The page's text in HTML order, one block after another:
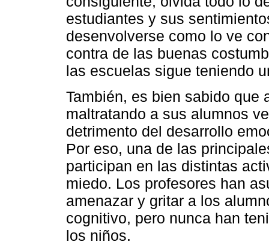
estudiantes y sus
desenvolverse como lo ve
contra de las buenas
las escuelas sigue teniendo
También, es bien sabido que
maltratando a sus alumnos
detrimento del desarrollo
Por eso, una de las
participan en las distintas
miedo. Los profesores han
amenazar y gritar a los
cognitivo, pero nunca han
los niños.